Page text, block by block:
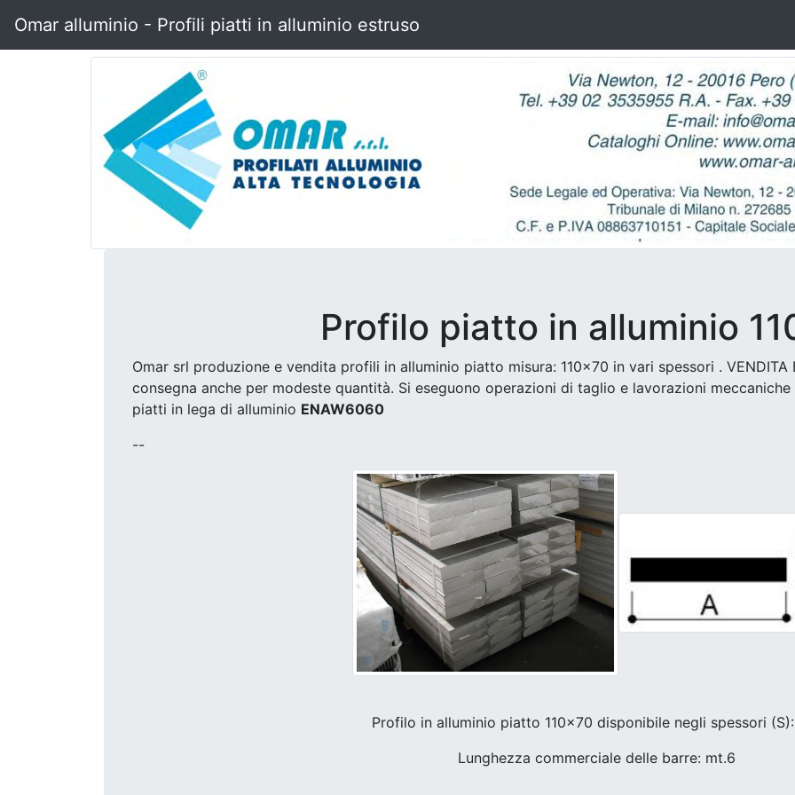
Omar alluminio - Profili piatti in alluminio estruso
Profilo piatto in alluminio
Omar srl produzione e vendita profili in alluminio piatto misura: 110x70 in vari spessori . VENDITA
consegna anche per modeste quantità. Si eseguono operazioni di taglio e lavorazioni
piatti in lega di alluminio ENAW6060
--
Profilo in alluminio piatto 110x70 disponibile negli spessori (S):
Lunghezza commerciale delle barre: mt.6